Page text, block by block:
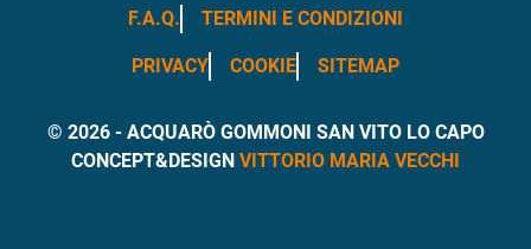
F.A.Q. TERMINI E CONDIZIONI
PRIVACY COOKIE SITEMAP
© 2026 - ACQUARÒ GOMMONI SAN VITO LO CAPO
CONCEPT&DESIGN VITTORIO MARIA VECCHI